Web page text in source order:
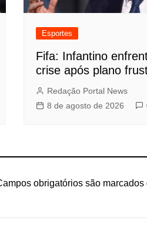
Esportes
Fifa: Infantino
crise após plano
Redação Portal News
8 de agosto de 2026
obrigatórios são marcados